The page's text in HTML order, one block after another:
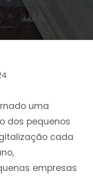
uma
dos pequenos
cada
empresas